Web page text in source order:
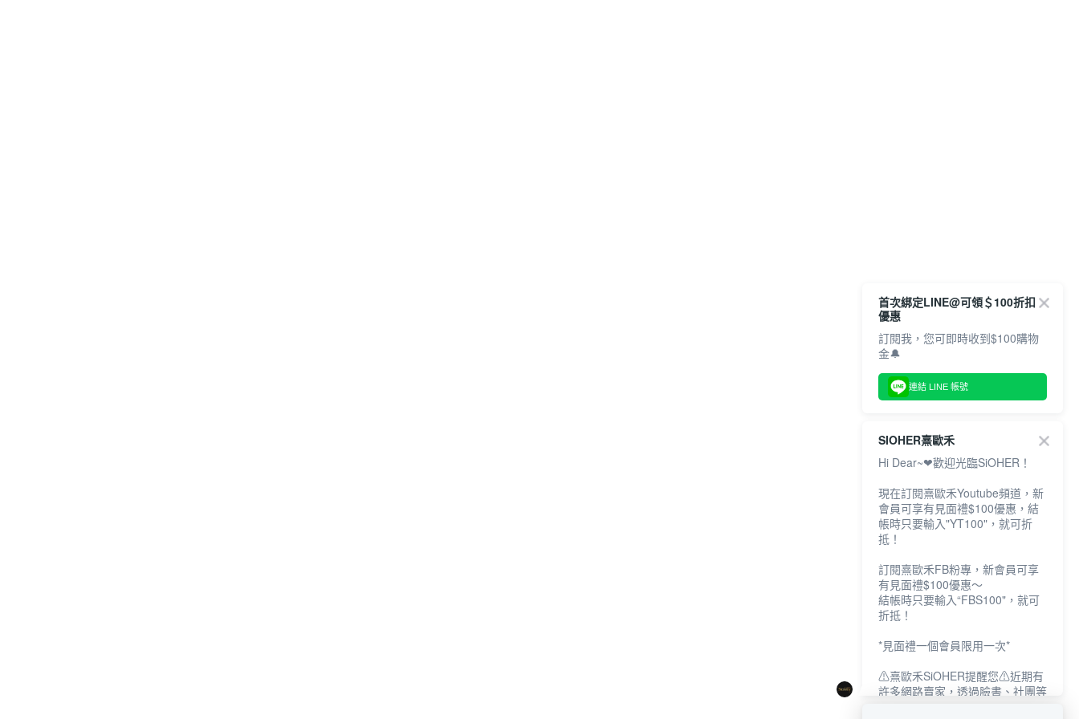
首次綁定LINE@可領＄100折扣
優惠
訂閱我，您可即時收到$100購物
金🔔
連結 LINE 帳號
SIOHER熹歐禾
Hi Dear~❤歡迎光臨SiOHER！
現在訂閱熹歐禾Youtube頻道，新
會員可享有見面禮$100優惠，結
帳時只要輸入"YT100"，就可折
抵！
訂閱熹歐禾FB粉專，新會員可享
有見面禮$100優惠～
結帳時只要輸入“FBS100"，就可
折抵！
*見面禮一個會員限用一次*
⚠熹歐禾SiOHER提醒您⚠近期有
許多網路賣家，透過臉書、社團等